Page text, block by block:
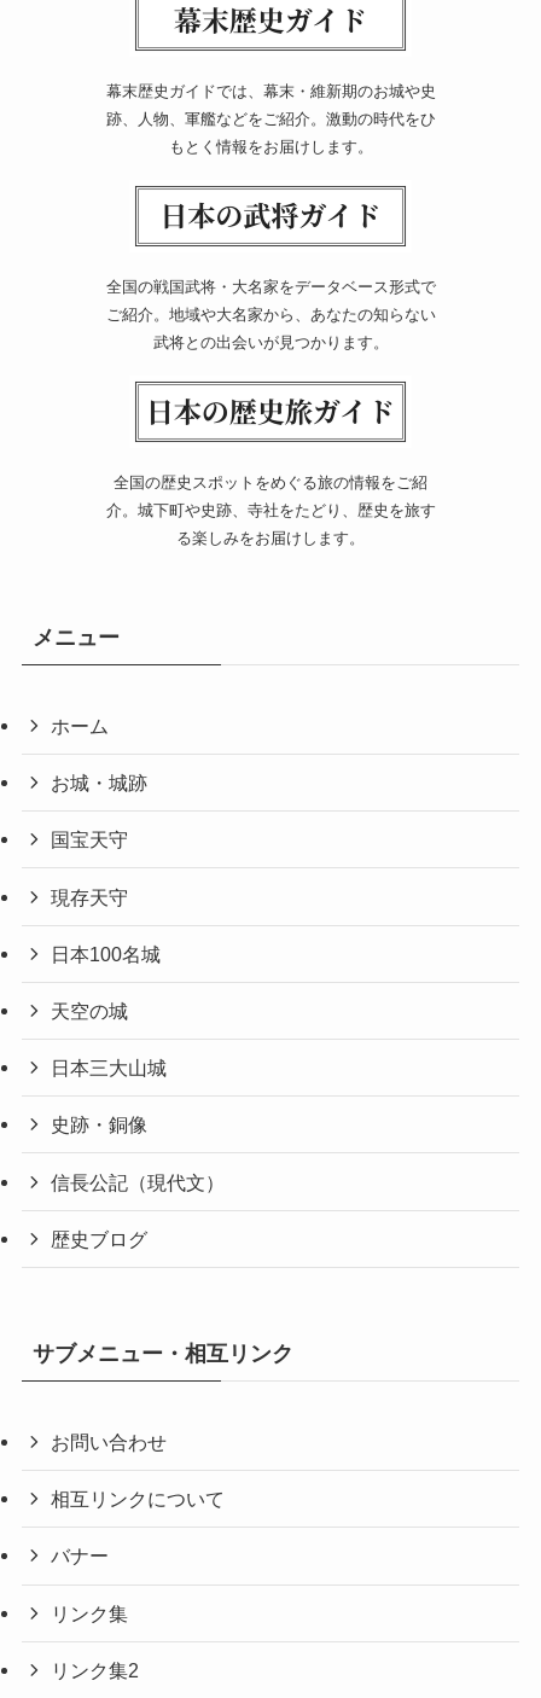
幕末歴史ガイドでは、幕末・維新期のお城や史
跡、人物、軍艦などをご紹介。激動の時代をひ
もとく情報をお届けします。
全国の戦国武将・大名家をデータベース形式で
ご紹介。地域や大名家から、あなたの知らない
武将との出会いが見つかります。
全国の歴史スポットをめぐる旅の情報をご紹
介。城下町や史跡、寺社をたどり、歴史を旅す
る楽しみをお届けします。
メニュー
ホーム
お城・城跡
国宝天守
現存天守
日本100名城
天空の城
日本三大山城
史跡・銅像
信長公記（現代文）
歴史ブログ
サブメニュー・相互リンク
お問い合わせ
相互リンクについて
バナー
リンク集
リンク集2